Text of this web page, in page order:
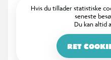
100% DANSKEJET: EN DEL AF